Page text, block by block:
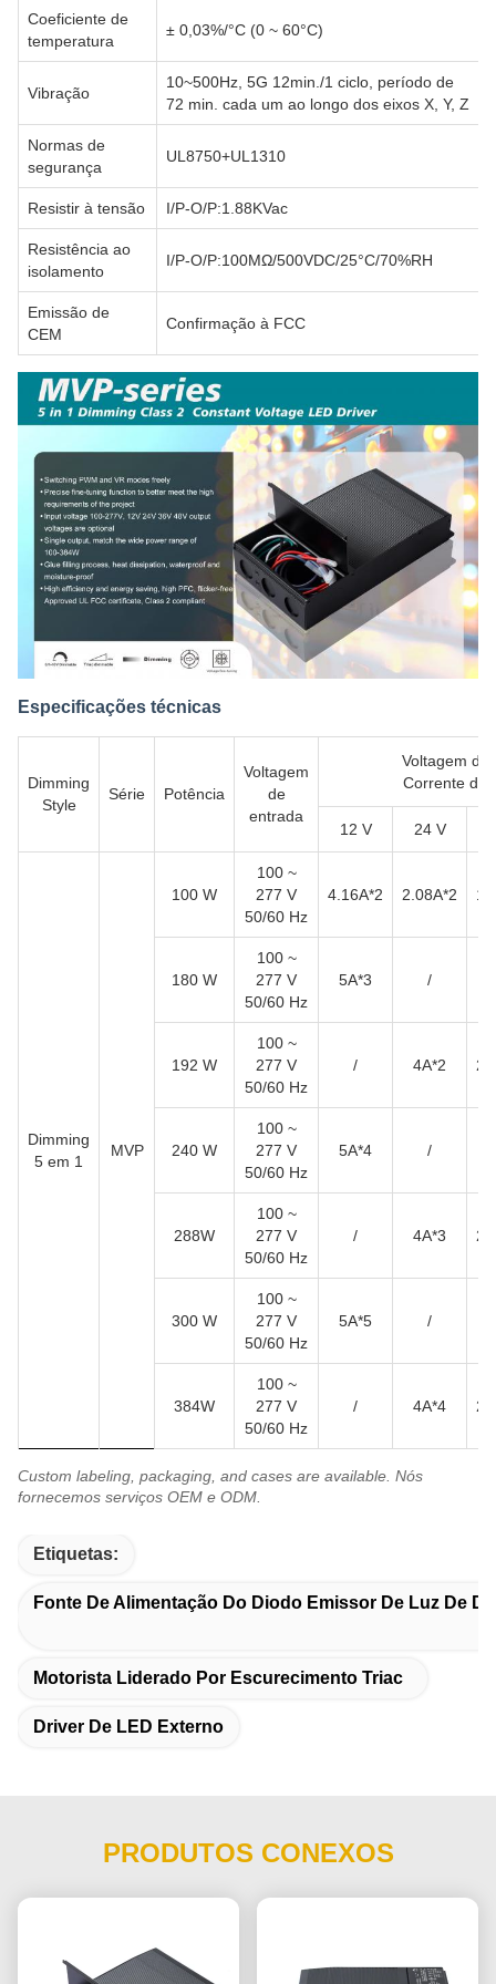
Coeficiente de
temperatura
± 0,03%/°C (0 ~ 60°C)
Vibração
10~500Hz, 5G 12min./1 ciclo, período de
72 min. cada um ao longo dos eixos X, Y, Z
Normas de
segurança
UL8750+UL1310
Resistir à tensão I/P-O/P:1.88KVac
Resistência ao
isolamento
I/P-O/P:100MΩ/500VDC/25°C/70%RH
Emissão de
CEM
Confirmação à FCC
Especificações técnicas
Dimming
Style
Série Potência
Voltagem
de
entrada
Voltagem de
Corrente de
12 V 24 V
Dimming
5 em 1
MVP
100 W
100 ~
277 V
50/60 Hz
4.16A*2 2.08A*2
180 W
100 ~
277 V
50/60 Hz
5A*3 /
192 W
100 ~
277 V
50/60 Hz
/ 4A*2
240 W
100 ~
277 V
50/60 Hz
5A*4 /
288W
100 ~
277 V
50/60 Hz
/ 4A*3
300 W
100 ~
277 V
50/60 Hz
5A*5 /
384W
100 ~
277 V
50/60 Hz
/ 4A*4
Custom labeling, packaging, and cases are available. Nós
fornecemos serviços OEM e ODM.
Etiquetas:
Fonte De Alimentação Do Diodo Emissor De Luz De
Motorista Liderado Por Escurecimento Triac
Driver De LED Externo
PRODUTOS CONEXOS